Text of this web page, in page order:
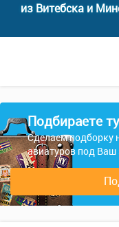
из Витебска и
Подбираете
Сделаем подборку
авиатуров под Ваш